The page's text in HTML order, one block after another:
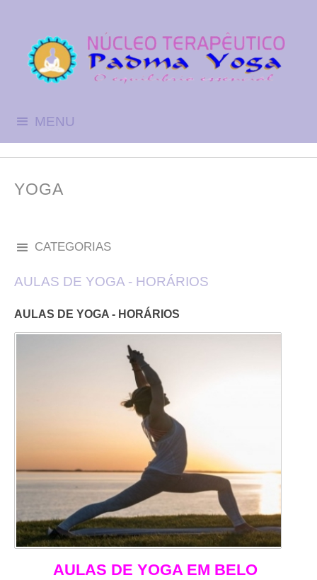
MENU
YOGA
CATEGORIAS
AULAS DE YOGA - HORÁRIOS
AULAS DE YOGA - HORÁRIOS
AULAS DE YOGA EM BELO